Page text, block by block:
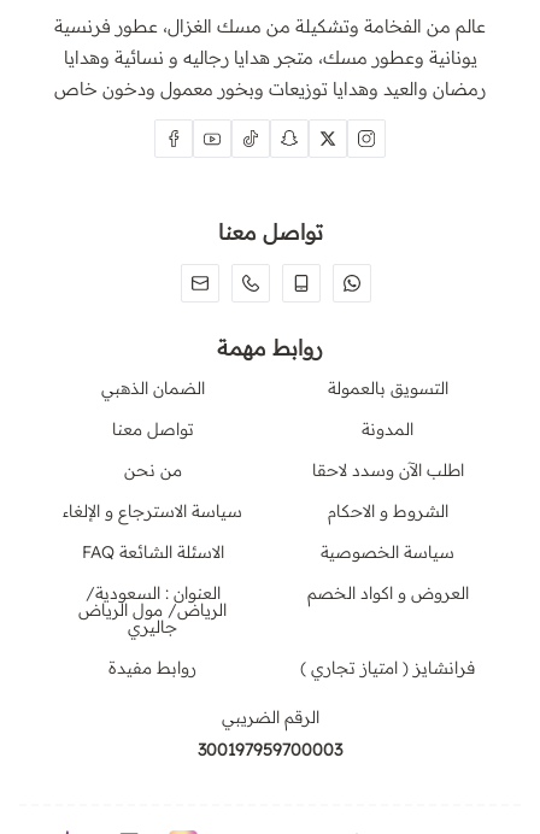
عالم من الفخامة وتشكيلة من مسك الغزال، عطور فرنسية
يونانية وعطور مسك، متجر هدايا رجاليه و نسائية وهدايا
رمضان والعيد وهدايا توزيعات وبخور معمول ودخون خاص
تواصل معنا
روابط مهمة
التسويق بالعمولة
الضمان الذهبي
المدونة
تواصل معنا
اطلب الآن وسدد لاحقا
من نحن
الشروط و الاحكام
سياسة الاسترجاع و الإلغاء
سياسة الخصوصية
الاسئلة الشائعة FAQ
العروض و اكواد الخصم
العنوان : السعودية/
الرياض/ مول الرياض
جاليري
فرانشايز ( امتياز تجاري )
روابط مفيدة
الرقم الضريبي
300197959700003